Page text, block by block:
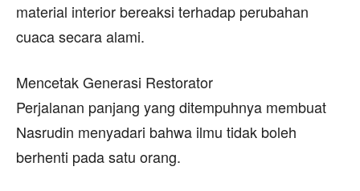
material interior bereaksi terhadap perubahan
cuaca secara alami.
Mencetak Generasi Restorator
Perjalanan panjang yang ditempuhnya membuat
Nasrudin menyadari bahwa ilmu tidak boleh
berhenti pada satu orang.